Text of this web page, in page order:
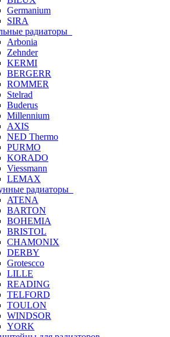
Germanium
SIRA
радиаторы
Arbonia
Zehnder
KERMI
BERGERR
ROMMER
Stelrad
Buderus
Millennium
AXIS
NED Thermo
PURMO
KORADO
Viessmann
LEMAX
радиаторы
ATENA
BARTON
BOHEMIA
BRISTOL
CHAMONIX
DERBY
Grotescco
LILLE
READING
TELFORD
TOULON
WINDSOR
YORK